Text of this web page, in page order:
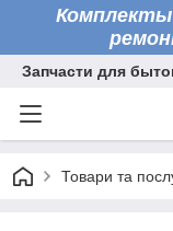
Запчасти для
Товари та